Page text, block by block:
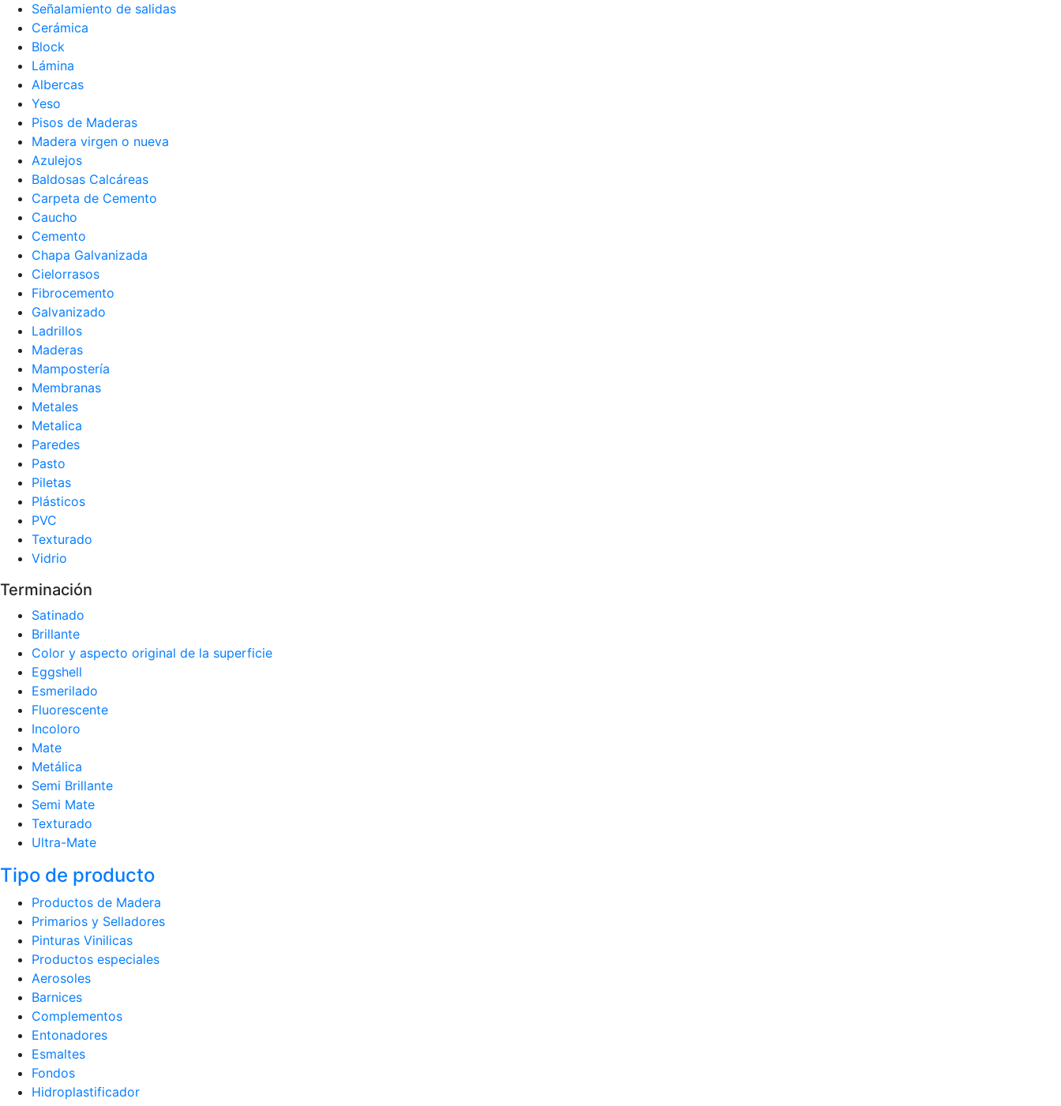
Señalamiento de salidas
Cerámica
Block
Lámina
Albercas
Yeso
Pisos de Maderas
Madera virgen o nueva
Azulejos
Baldosas Calcáreas
Carpeta de Cemento
Caucho
Cemento
Chapa Galvanizada
Cielorrasos
Fibrocemento
Galvanizado
Ladrillos
Maderas
Mampostería
Membranas
Metales
Metalica
Paredes
Pasto
Piletas
Plásticos
PVC
Texturado
Vidrio
Terminación
Satinado
Brillante
Color y aspecto original de la superficie
Eggshell
Esmerilado
Fluorescente
Incoloro
Mate
Metálica
Semi Brillante
Semi Mate
Texturado
Ultra-Mate
Tipo de producto
Productos de Madera
Primarios y Selladores
Pinturas Vinilicas
Productos especiales
Aerosoles
Barnices
Complementos
Entonadores
Esmaltes
Fondos
Hidroplastificador